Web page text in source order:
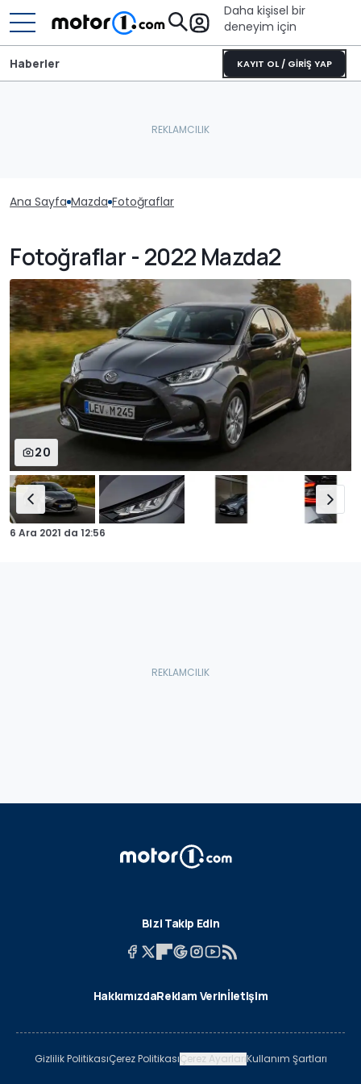
Daha kişisel bir
deneyim için
KAYIT OL / GİRİŞ YAP
Haberler
Ana Sayfa Mazda Fotoğraflar
Fotoğraflar - 2022 Mazda2
20
6 Ara 2021 da 12:56
Bizi Takip Edin
HakkımızdaReklam Verinİletişim
Gizlilik PolitikasıÇerez PolitikasıÇerez AyarlarıKullanım Şartları